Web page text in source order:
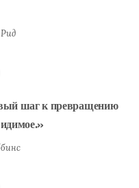
шаг к превращению